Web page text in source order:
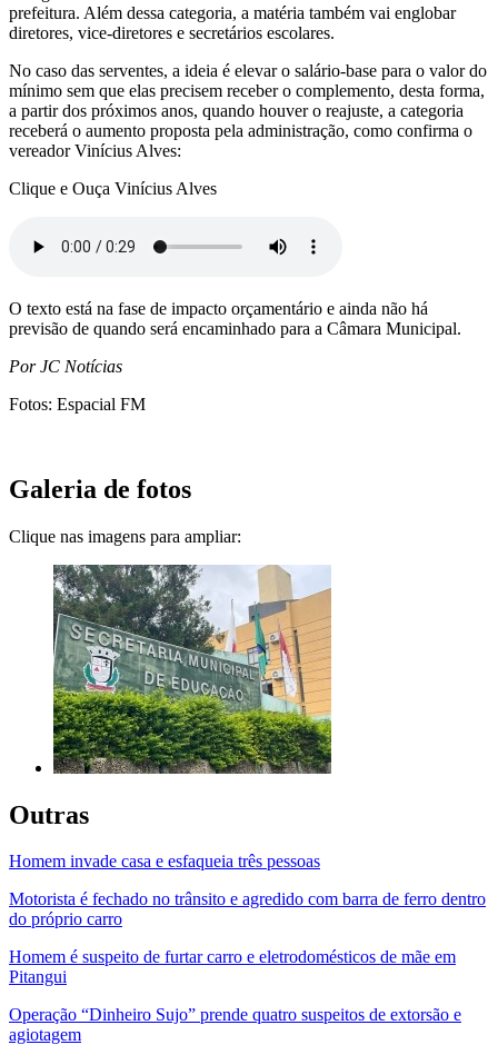
prefeitura. Além dessa categoria, a matéria também vai englobar
diretores, vice-diretores e secretários escolares.
No caso das serventes, a ideia é elevar o salário-base para o valor do
mínimo sem que elas precisem receber o complemento, desta forma,
a partir dos próximos anos, quando houver o reajuste, a categoria
receberá o aumento proposta pela administração, como confirma o
vereador Vinícius Alves:
Clique e Ouça Vinícius Alves
O texto está na fase de impacto orçamentário e ainda não há
previsão de quando será encaminhado para a Câmara Municipal.
Por JC Notícias
Fotos: Espacial FM
Galeria de fotos
Clique nas imagens para ampliar:
Outras
Homem invade casa e esfaqueia três pessoas
Motorista é fechado no trânsito e agredido com barra de ferro dentro
do próprio carro
Homem é suspeito de furtar carro e eletrodomésticos de mãe em
Pitangui
Operação “Dinheiro Sujo” prende quatro suspeitos de extorsão e
agiotagem